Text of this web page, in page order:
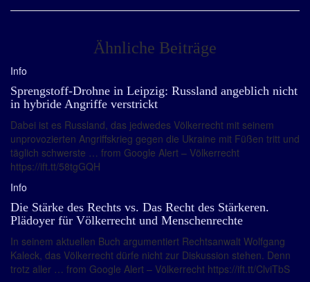
Ähnliche Beiträge
Info
Sprengstoff-Drohne in Leipzig: Russland angeblich nicht
in hybride Angriffe verstrickt
Dabei ist es Russland, das jedwedes Völkerrecht mit seinem
unprovozierten Angriffskrieg gegen die Ukraine mit Füßen tritt und
täglich schwerste … from Google Alert – Völkerrecht
https://ift.tt/58tgGQH
Info
Die Stärke des Rechts vs. Das Recht des Stärkeren.
Plädoyer für Völkerrecht und Menschenrechte
In seinem aktuellen Buch argumentiert Rechtsanwalt Wolfgang
Kaleck, das Völkerrecht dürfe nicht zur Diskussion stehen. Denn
trotz aller … from Google Alert – Völkerrecht https://ift.tt/ClviTbS